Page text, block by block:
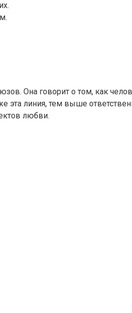
Она говорит о том, как
линия, тем выше
любви.